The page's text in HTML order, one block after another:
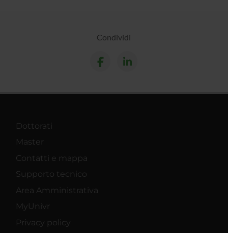
Condividi
Dottorati
Master
Contatti e mappa
Supporto tecnico
Area Amministrativa
MyUnivr
Privacy policy